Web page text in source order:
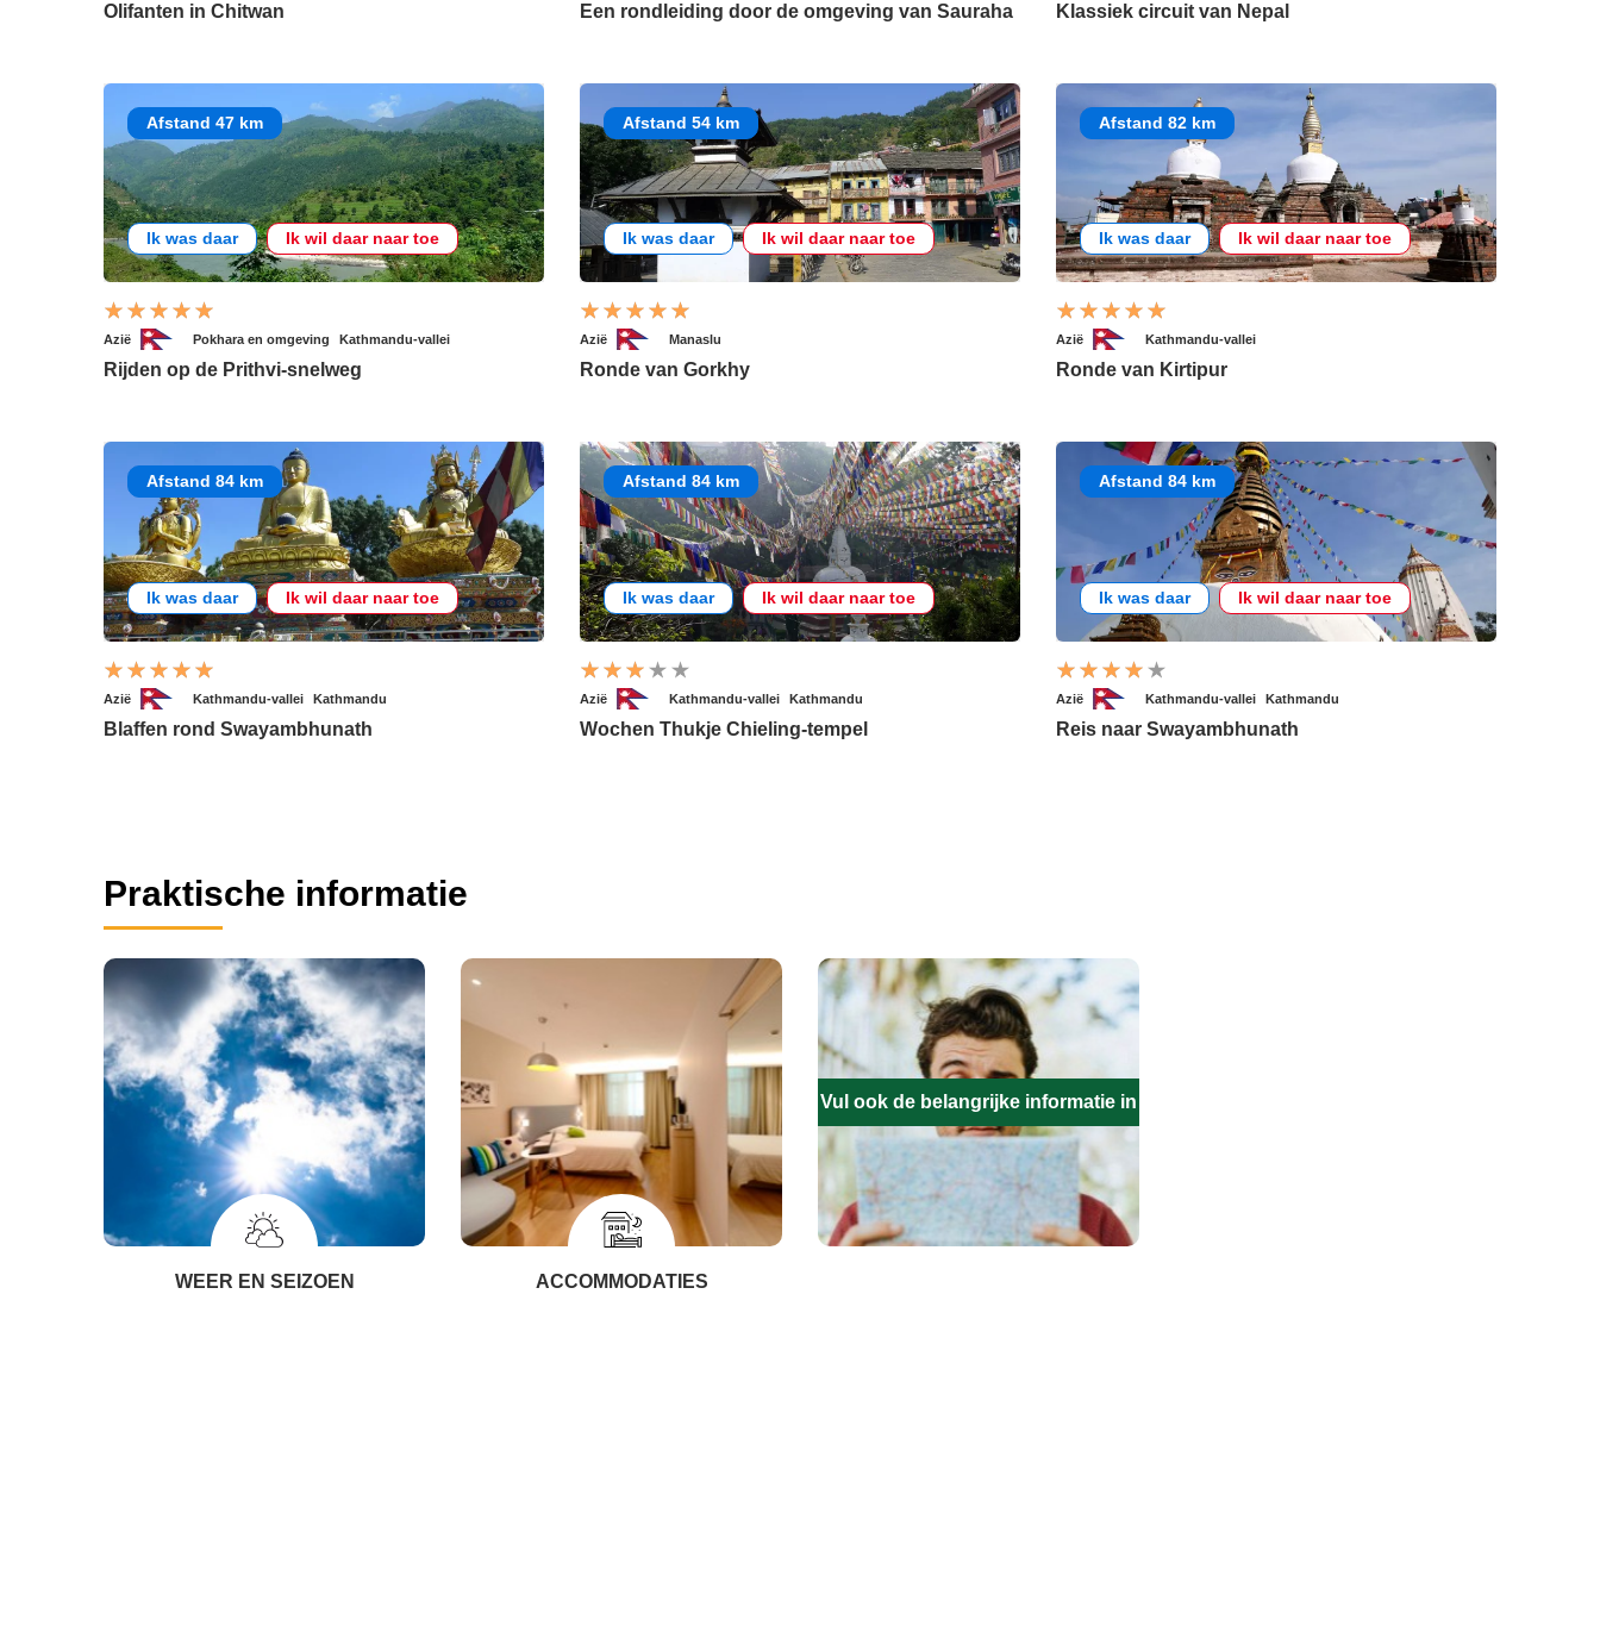
Olifanten in Chitwan Een rondleiding door de omgeving van Sauraha Klassiek circuit van Nepal
Afstand 47 km
Ik was daar Ik wil daar naar toe
Azië Pokhara en omgeving Kathmandu-vallei
Rijden op de Prithvi-snelweg
Afstand 54 km
Ik was daar Ik wil daar naar toe
Azië Manaslu
Ronde van Gorkhy
Afstand 82 km
Ik was daar Ik wil daar naar toe
Azië Kathmandu-vallei
Ronde van Kirtipur
Afstand 84 km
Ik was daar Ik wil daar naar toe
Azië Kathmandu-vallei Kathmandu
Blaffen rond Swayambhunath
Afstand 84 km
Ik was daar Ik wil daar naar toe
Azië Kathmandu-vallei Kathmandu
Wochen Thukje Chieling-tempel
Afstand 84 km
Ik was daar Ik wil daar naar toe
Azië Kathmandu-vallei Kathmandu
Reis naar Swayambhunath
Praktische informatie
WEER EN SEIZOEN ACCOMMODATIES
Vul ook de belangrijke informatie in